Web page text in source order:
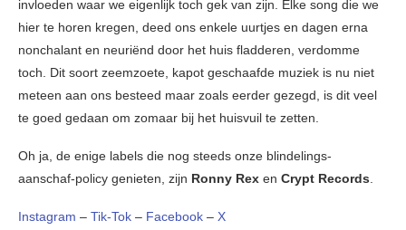
invloeden waar we eigenlijk toch gek van zijn. Elke song die we
hier te horen kregen, deed ons enkele uurtjes en dagen erna
nonchalant en neuriënd door het huis fladderen, verdomme
toch. Dit soort zeemzoete, kapot geschaafde muziek is nu niet
meteen aan ons besteed maar zoals eerder gezegd, is dit veel
te goed gedaan om zomaar bij het huisvuil te zetten.
Oh ja, de enige labels die nog steeds onze blindelings-
aanschaf-policy genieten, zijn Ronny Rex en Crypt Records
Instagram – Tik-Tok – Facebook – X